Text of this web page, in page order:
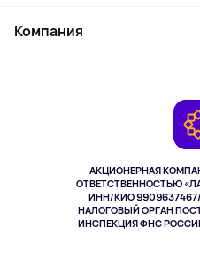
АКЦИОНЕРНАЯ
ОТВЕТСТВЕННОСТЬЮ
ИНН/КИО
НАЛОГОВЫЙ ОРГАН
ИНСПЕКЦИЯ ФНС
Косметика и уход
Здоровье питомцев
Как заказать
Компания